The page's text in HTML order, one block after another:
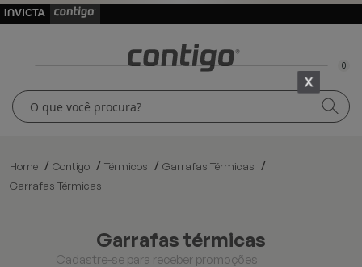
0
Home Contigo Térmicos
Garrafas Térmicas
Garrafas Térmicas
garrafas térmicas
Cadastre-se para receber promoções